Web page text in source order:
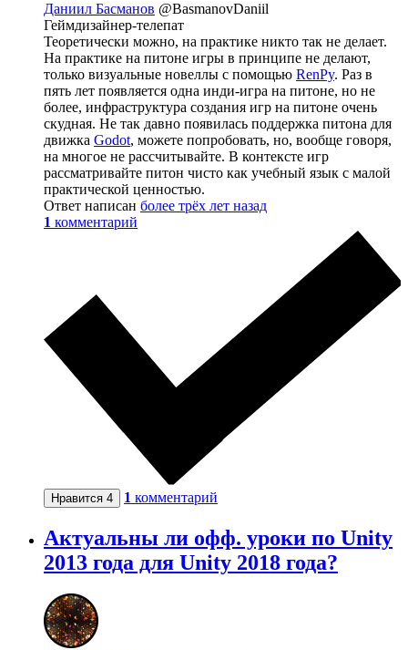
Даниил Басманов @BasmanovDaniil
Геймдизайнер-телепат
Теоретически можно, на практике никто так не делает.
На практике на питоне игры в принципе не делают,
только визуальные новеллы с помощью RenPy. Раз в
пять лет появляется одна инди-игра на питоне, но не
более, инфраструктура создания игр на питоне очень
скудная. Не так давно появилась поддержка питона для
движка Godot, можете попробовать, но, вообще говоря,
на многое не рассчитывайте. В контексте игр
рассматривайте питон чисто как учебный язык с малой
практической ценностью.
Ответ написан более трёх лет назад
1 комментарий
Нравится 4 1 комментарий
Актуальны ли офф. уроки по Unity
2013 года для Unity 2018 года?